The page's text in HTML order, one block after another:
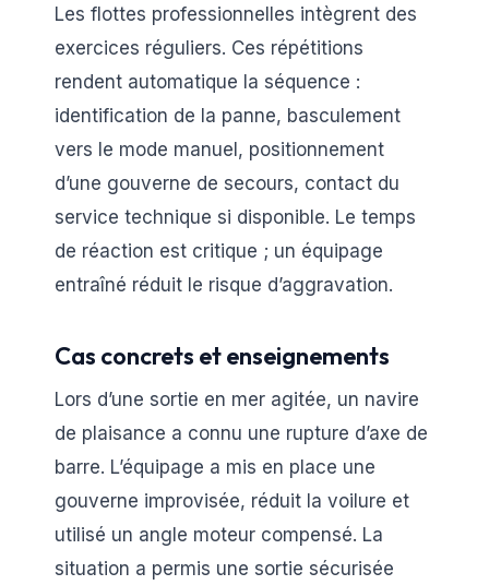
Les flottes professionnelles intègrent des
exercices réguliers. Ces répétitions
rendent automatique la séquence :
identification de la panne, basculement
vers le mode manuel, positionnement
d’une gouverne de secours, contact du
service technique si disponible. Le temps
de réaction est critique ; un équipage
entraîné réduit le risque d’aggravation.
Cas concrets et enseignements
Lors d’une sortie en mer agitée, un navire
de plaisance a connu une rupture d’axe de
barre. L’équipage a mis en place une
gouverne improvisée, réduit la voilure et
utilisé un angle moteur compensé. La
situation a permis une sortie sécurisée